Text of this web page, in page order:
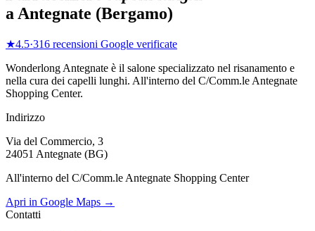
a Antegnate (Bergamo)
★4.5·316 recensioni Google verificate
Wonderlong Antegnate è il salone specializzato nel risanamento e
nella cura dei capelli lunghi. All'interno del C/Comm.le Antegnate
Shopping Center.
Indirizzo
Via del Commercio, 3
24051 Antegnate (BG)
All'interno del C/Comm.le Antegnate Shopping Center
Apri in Google Maps →
Contatti